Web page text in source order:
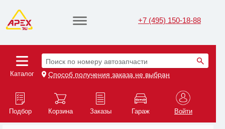
+7 (495) 150-18-88
Каталог
Поиск по номеру автозапчасти
Способ получения заказа не выбран
Подбор Корзина Заказы Гараж Войти